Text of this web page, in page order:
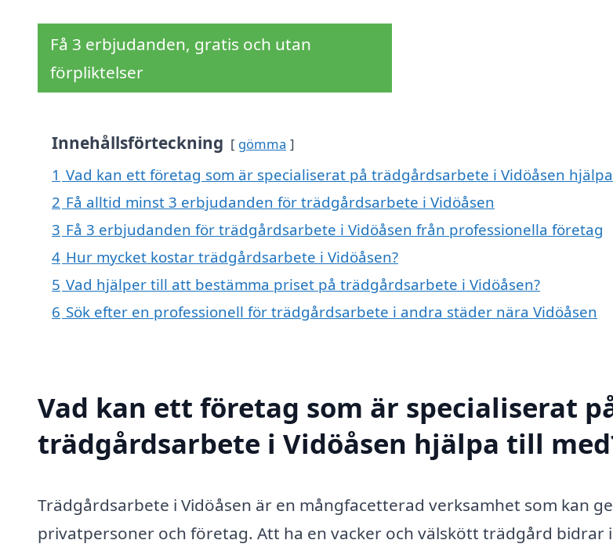
Få 3 erbjudanden, gratis och utan
förpliktelser
Innehållsförteckning gömma
1 Vad kan ett företag som är specialiserat på trädgårdsarbete i Vidöåsen
2 Få alltid minst 3 erbjudanden för trädgårdsarbete i Vidöåsen
3 Få 3 erbjudanden för trädgårdsarbete i Vidöåsen från professionella företag
4 Hur mycket kostar trädgårdsarbete i Vidöåsen?
5 Vad hjälper till att bestämma priset på trädgårdsarbete i Vidöåsen?
6 Sök efter en professionell för trädgårdsarbete i andra städer nära Vidöåsen
Vad kan ett företag som är specialiserat
trädgårdsarbete i Vidöåsen hjälpa till
Trädgårdsarbete i Vidöåsen är en mångfacetterad verksamhet som kan
privatpersoner och företag. Att ha en vacker och välskött trädgård bidrar